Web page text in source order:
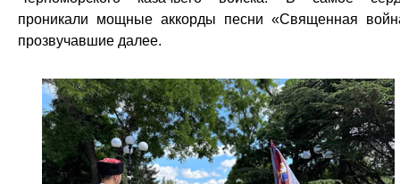
проникали мощные аккорды песни «Священная
прозвучавшие далее.